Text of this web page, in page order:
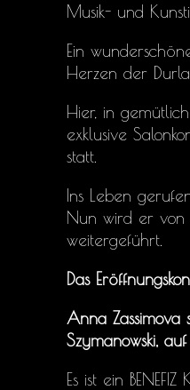
Musik- und
Ein
Herzen der
Hier, in
exklusive
statt.
Ins Leben
Nun wird er von
weitergeführt.
Das
Anna
Szymanowski,
Es ist ein